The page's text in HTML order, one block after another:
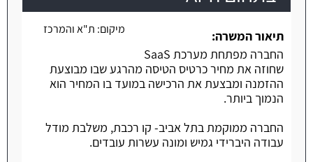
משרה חמה
מיקום: ת"א והמרכז
תיאור המשרה:
החברה מפתחת מערכת SaaS
שחוזה את מחיר כרטיס הטיסה מהרגע שבו מבוצעת
ההזמנה ומבצעת את הרכישה במועד בו המחיר הוא
הנמוך ביותר.
החברה ממוקמת בתל אביב- קו רכבת, משלבת מודל
עבודה היברידי גמיש ומונה עשרות עובדים.